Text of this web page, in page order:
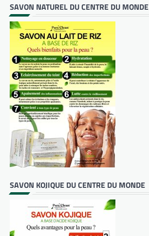
SAVON NATUREL DU CENTRE DU MONDE
SAVON KOJIQUE DU CENTRE DU MONDE